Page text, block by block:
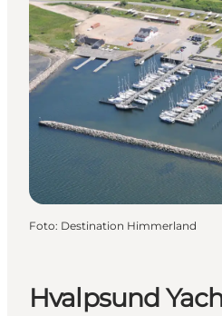
Hvalpsund
Foto: Destination Himmerland